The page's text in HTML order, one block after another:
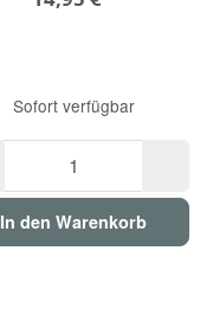
Sofort verfügbar
In den Warenkorb